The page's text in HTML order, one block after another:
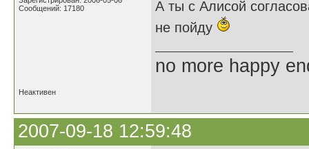
Сообщений: 17180
А ты с Алисой
не пойду
no more happy
Неактивен
2007-09-18 12:59:48